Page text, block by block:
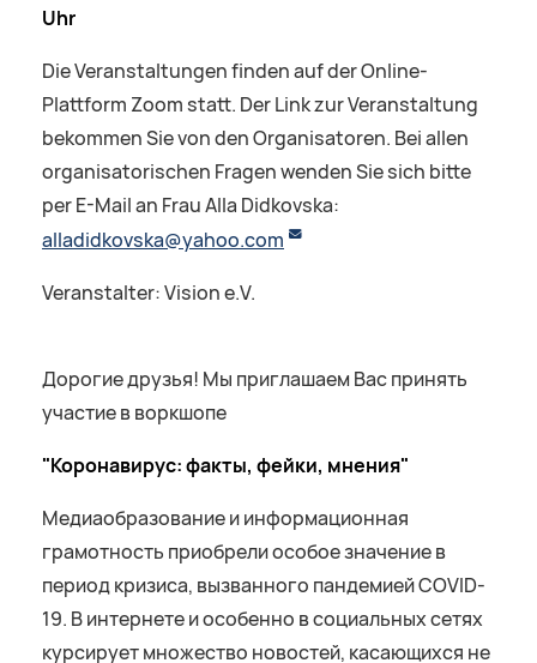
Uhr
Die Veranstaltungen finden auf der Online-
Plattform Zoom statt. Der Link zur Veranstaltung
bekommen Sie von den Organisatoren. Bei allen
organisatorischen Fragen wenden Sie sich bitte
per E-Mail an Frau Alla Didkovska:
alladidkovska@yahoo.com
Veranstalter: Vision e.V.
Дорогие друзья! Мы приглашаем Вас принять
участие в воркшопе
"Коронавирус: факты, фейки, мнения"
Медиаобразование и информационная
грамотность приобрели особое значение в
период кризиса, вызванного пандемией COVID-
19. В интернете и особенно в социальных сетях
курсирует множество новостей, касающихся не